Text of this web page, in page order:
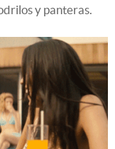
y panteras.